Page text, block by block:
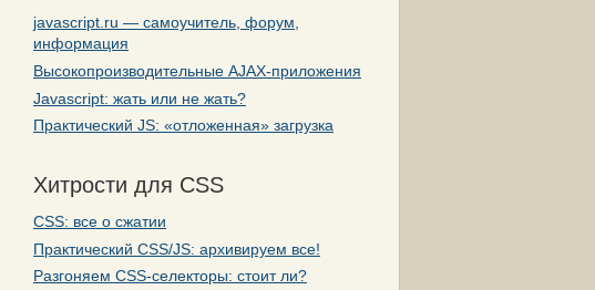
javascript.ru — самоучитель, форум,
информация
Высокопроизводительные AJAX-приложения
Javascript: жать или не жать?
Практический JS: «отложенная» загрузка
Хитрости для CSS
CSS: все о сжатии
Практический CSS/JS: архивируем все!
Разгоняем CSS-селекторы: стоит ли?